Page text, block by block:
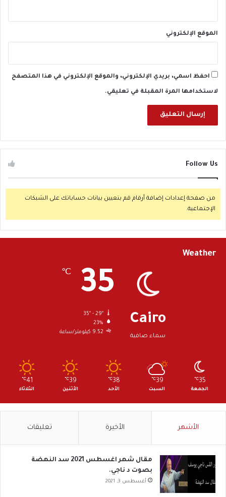
الموقع الإلكتروني
احفظ اسمي، بريدي الإلكتروني، والموقع الإلكتروني في هذا المتصفح
لاستخدامها المرة المقبلة في تعليقي.
Follow Us
من صفحة إعدادات إضافة أرقام قم بتعيين بيانات حساباتك على الشبكات
الإجتماعية.
Weather
Cairo
سماء صافية
35
℃
35º - 29º
23%
9.52 كيلومتر/ساعة
35
℃
الجمعة
39
℃
السبت
38
℃
الأحد
39
℃
الأثنين
41
℃
الثلاثاء
الأشهر الأخيرة تعليقات
مقال شهر اغسطس 2021 سد النهضة
بصوت د ناجي.
أغسطس 3, 2021